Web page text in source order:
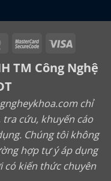
MasterCardMasterCard
TM Công Nghệ
chỉ
cứu, khuyến cáo
Chúng tôi không
hợp tự ý áp dụng
có kiến thức chuyên